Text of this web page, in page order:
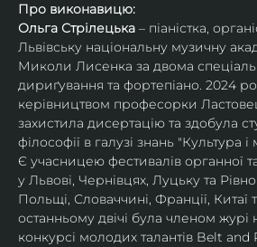
Про виконавицю:
Ольга Стрілецька – піаністка,
Львівську національну музичну
Миколи Лисенка за двома
дириґування та фортепіано. 2024
керівництвом професорки
захистила дисертацію та здобула
філософії в галузі знань "Культура і
Є учасницею фестивалів органної
у Львові, Чернівцях, Луцьку та
Польщі, Словаччині, Франції, Китаї
останньому двічі була членом
конкурсі молодих талантів Belt and